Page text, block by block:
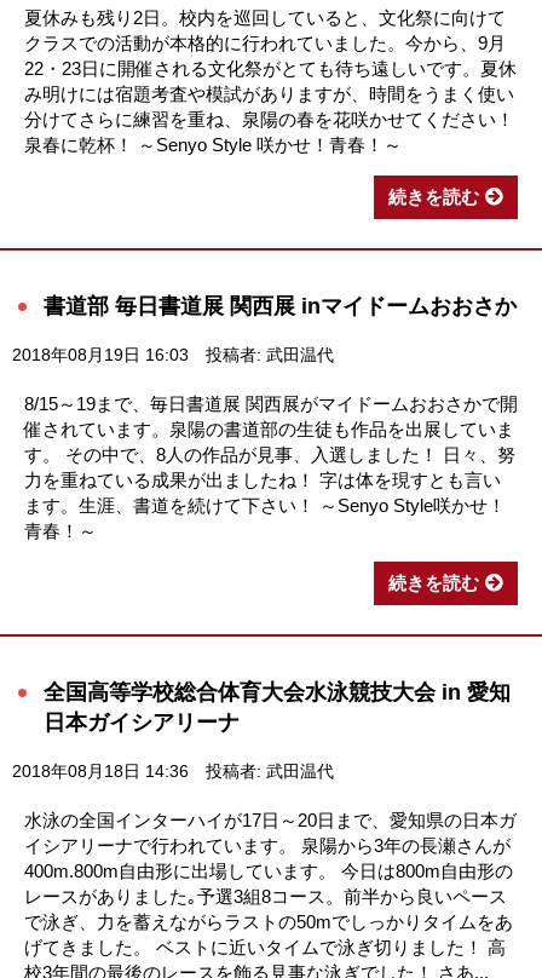
夏休みも残り2日。校内を巡回していると、文化祭に向けて
クラスでの活動が本格的に行われていました。今から、9月
22・23日に開催される文化祭がとても待ち遠しいです。夏休
み明けには宿題考査や模試がありますが、時間をうまく使い
分けてさらに練習を重ね、泉陽の春を花咲かせてください！
泉春に乾杯！ ～Senyo Style 咲かせ！青春！～
続きを読む
書道部 毎日書道展 関西展 inマイドームおおさか
2018年08月19日 16:03 投稿者: 武田温代
8/15～19まで、毎日書道展 関西展がマイドームおおさかで開
催されています。泉陽の書道部の生徒も作品を出展していま
す。 その中で、8人の作品が見事、入選しました！ 日々、努
力を重ねている成果が出ましたね！ 字は体を現すとも言い
ます。生涯、書道を続けて下さい！ ～Senyo Style咲かせ！
青春！～
続きを読む
全国高等学校総合体育大会水泳競技大会 in 愛知
日本ガイシアリーナ
2018年08月18日 14:36 投稿者: 武田温代
水泳の全国インターハイが17日～20日まで、愛知県の日本ガ
イシアリーナで行われています。 泉陽から3年の長瀬さんが
400m.800m自由形に出場しています。 今日は800m自由形の
レースがありました｡予選3組8コース。前半から良いペース
で泳ぎ、力を蓄えながらラストの50mでしっかりタイムをあ
げてきました。 ベストに近いタイムで泳ぎ切りました！ 高
校3年間の最後のレースを飾る見事な泳ぎでした！ さあ...